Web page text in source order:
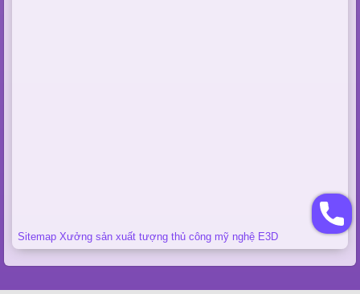
Sitemap Xưởng sản xuất tượng thủ công mỹ nghệ E3D